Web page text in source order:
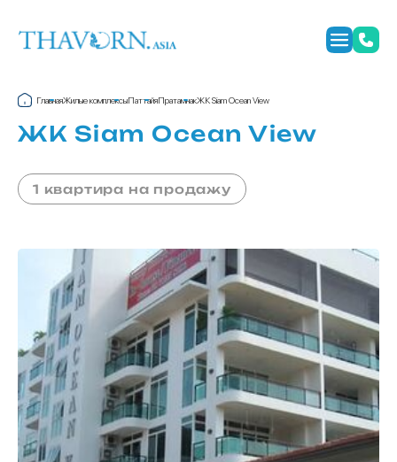
ГлавнаяЖилые комплексыПаттайяПратамнакЖК Siam Ocean View
ЖК Siam Ocean View
1 квартира на продажу